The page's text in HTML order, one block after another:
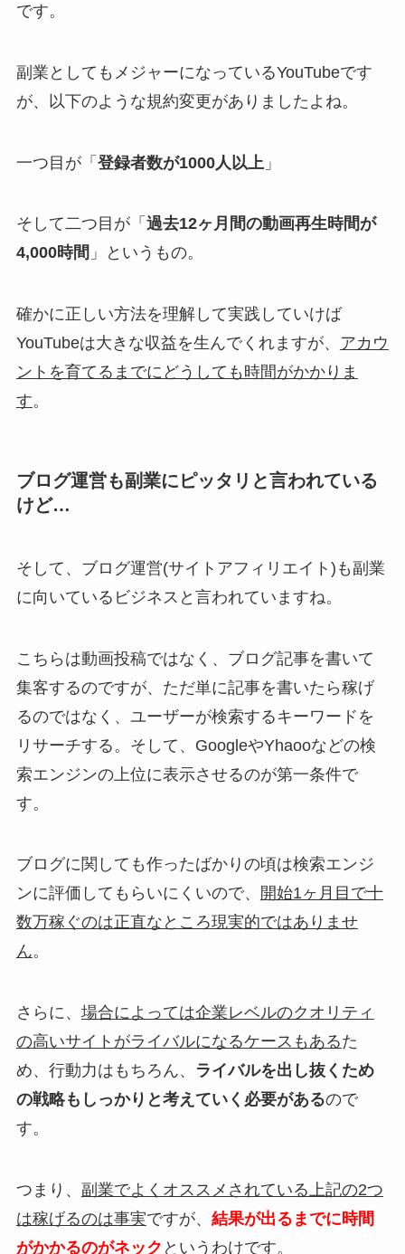
です。
副業としてもメジャーになっているYouTubeです
が、以下のような規約変更がありましたよね。
一つ目が「 登録者数が1000人以上 」
そして二つ目が「 過去12ヶ月間の動画再生時間が
4,000時間 」というもの。
確かに正しい方法を理解して実践していけば
YouTubeは大きな収益を生んでくれますが、 アカウ
ントを育てるまでにどうしても時間がかかりま
す。
ブログ運営も副業にピッタリと言われている
けど…
そして、ブログ運営(サイトアフィリエイト)も副業
に向いているビジネスと言われていますね。
こちらは動画投稿ではなく、ブログ記事を書いて
集客するのですが、ただ単に記事を書いたら稼げ
るのではなく、ユーザーが検索するキーワードを
リサーチする。そして、GoogleやYhaooなどの検
索エンジンの上位に表示させるのが第一条件で
す。
ブログに関しても作ったばかりの頃は検索エンジ
ンに評価してもらいにくいので、
開始1ヶ月目で十
数万稼ぐのは正直なところ現実的ではありませ
ん。
さらに、 場合によっては企業レベルのクオリティ
の高いサイトがライバルになるケースもあるた
め、行動力はもちろん、
ライバルを出し抜くため
の戦略もしっかりと考えていく必要があるので
す。
つまり、 副業でよくオススメされている上記の2つ
は稼げるのは事実ですが、 結果が出るまでに時間
がかかるのがネック というわけです。